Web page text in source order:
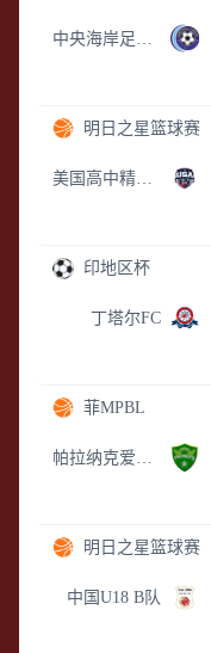
明日之星篮球赛
印地区杯
丁塔尔FC
菲MPBL
明日之星篮球赛
中国U18 B队